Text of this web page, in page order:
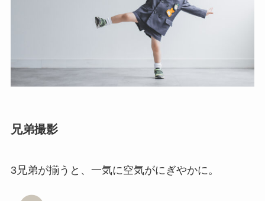
兄弟撮影
3兄弟が揃うと、一気に空気がにぎやかに。